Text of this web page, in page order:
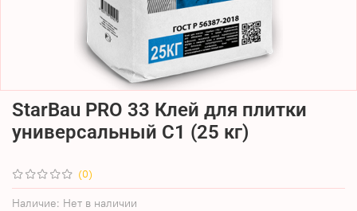
(0)
Наличие: Нет в наличии
StarBau PRO 33 Клей для плитки
универсальный C1 (25 кг)